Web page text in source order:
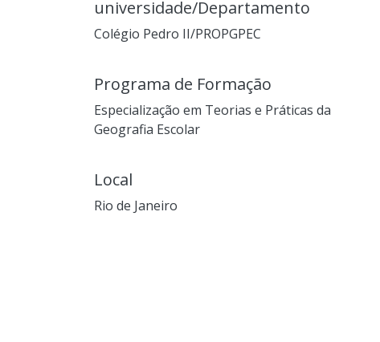
universidade/Departamento
Colégio Pedro II/PROPGPEC
Programa de Formação
Especialização em Teorias e Práticas da
Geografia Escolar
Local
Rio de Janeiro